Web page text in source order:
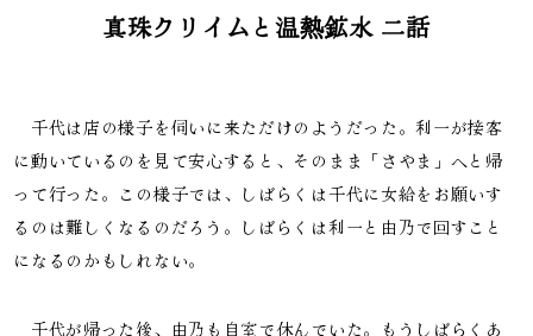
真珠クリイムと温熱鉱水‬ 二話
千代は店の様子を伺いに来ただけのようだった。利一が接客
に動いているのを見て安心すると、そのまま「さやま」へと帰
って行った。この様子では、しばらくは千代に女給をお願いす
るのは難しくなるのだろう。しばらくは利一と由乃で回すこと
になるのかもしれない。
千代が帰った後、由乃も自室で休んでいた。もうしばらくあ